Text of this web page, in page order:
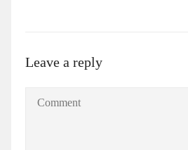
Leave a reply